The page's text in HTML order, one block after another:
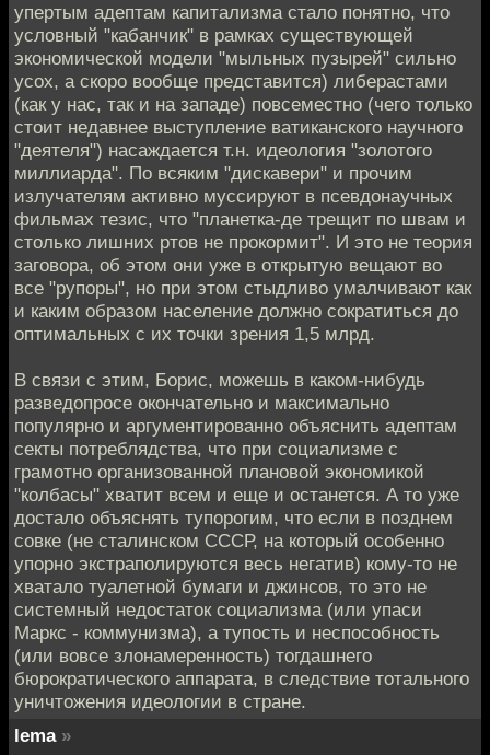
упертым адептам капитализма стало понятно, что
условный "кабанчик" в рамках существующей
экономической модели "мыльных пузырей" сильно
усох, а скоро вообще представится) либерастами
(как у нас, так и на западе) повсеместно (чего только
стоит недавнее выступление ватиканского научного
"деятеля") насаждается т.н. идеология "золотого
миллиарда". По всяким "дискавери" и прочим
излучателям активно муссируют в псевдонаучных
фильмах тезис, что "планетка-де трещит по швам и
столько лишних ртов не прокормит". И это не теория
заговора, об этом они уже в открытую вещают во
все "рупоры", но при этом стыдливо умалчивают как
и каким образом население должно сократиться до
оптимальных с их точки зрения 1,5 млрд.
В связи с этим, Борис, можешь в каком-нибудь
разведопросе окончательно и максимально
популярно и аргументированно объяснить адептам
секты потреблядства, что при социализме с
грамотно организованной плановой экономикой
"колбасы" хватит всем и еще и останется. А то уже
достало объяснять тупорогим, что если в позднем
совке (не сталинском СССР, на который особенно
упорно экстраполируются весь негатив) кому-то не
хватало туалетной бумаги и джинсов, то это не
системный недостаток социализма (или упаси
Маркс - коммунизма), а тупость и неспособность
(или вовсе злонамеренность) тогдашнего
бюрократического аппарата, в следствие тотального
уничтожения идеологии в стране.
lema »